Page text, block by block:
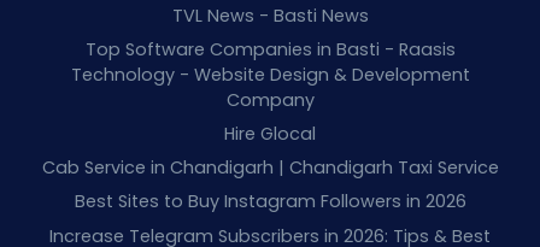
TVL News - Basti News
Top Software Companies in Basti - Raasis
Technology - Website Design & Development
Company
Hire Glocal
Cab Service in Chandigarh | Chandigarh Taxi Service
Best Sites to Buy Instagram Followers in 2026
Increase Telegram Subscribers in 2026: Tips & Best